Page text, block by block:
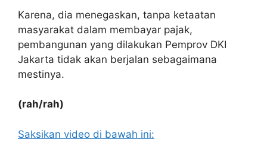
Karena, dia menegaskan, tanpa ketaatan
masyarakat dalam membayar pajak,
pembangunan yang dilakukan Pemprov DKI
Jakarta tidak akan berjalan sebagaimana
mestinya.
(rah/rah)
Saksikan video di bawah ini: